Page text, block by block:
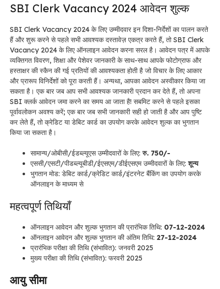
SBI Clerk Vacancy 2024 आवेदन शुल्क
SBI Clerk Vacancy 2024 के लिए उम्मीदवार इन दिशा-निर्देशों का पालन करते
हैं और शुरू करने से पहले सभी आवश्यक दस्तावेज़ एकत्र करते हैं, तोSBI Clerk
Vacancy 2024 के लिए ऑनलाइन आवेदन करना सरल है। आवेदन पत्र में आपके
व्यक्तिगत विवरण, शिक्षा और पेशेवर जानकारी के साथ-साथ आपके फोटोग्राफ और
हस्ताक्षर की स्कैन की गई प्रतियों की आवश्यकता होती है जो विचार के लिए आकार
और प्रारूप विनिर्देशों को पूरा करती हैं। अन्यथा, आपका आवेदन अस्वीकार किया जा
सकता है। एक बार जब आप सभी आवश्यक जानकारी प्रदान कर देते हैं, तो अपना
SBI क्लर्क आवेदन जमा करने का समय आ जाता है! सबमिट करने से पहले इसका
पूर्वावलोकन अवश्य करें; एक बार जब सभी जानकारी सही हो जाती है और आप पुष्टि
कर लेते हैं, तो क्रेडिट या डेबिट कार्ड का उपयोग करके आवेदन शुल्क का भुगतान
किया जा सकता है।
सामान्य/ओबीसी/ईडब्ल्यूएस उम्मीदवारों के लिए:रु. 750/-
एससी/एसटी/पीडब्ल्यूबीडी/ईएसएम/डीईएसएम उम्मीदवारों के लिए:शून्य
भुगतान मोड: डेबिट कार्ड/क्रेडिट कार्ड/इंटरनेट बैंकिंग का उपयोग करके
ऑनलाइन के माध्यम से
महत्वपूर्ण तिथियाँ
ऑनलाइन आवेदन और शुल्क भुगतान की प्रारंभिक तिथि: 07-12-2024
ऑनलाइन आवेदन और शुल्क भुगतान की अंतिम तिथि: 27-12-2024
प्रारंभिक परीक्षा की तिथि (संभावित): जनवरी 2025
मुख्य परीक्षा की तिथि (संभावित): फरवरी 2025
आयु सीमा